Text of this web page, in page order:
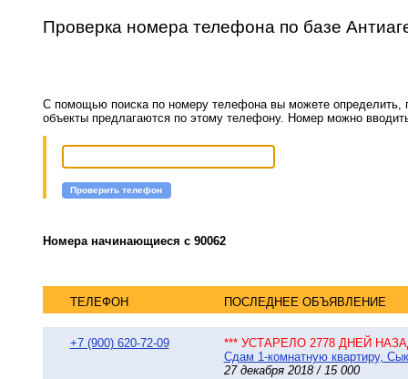
Проверка номера телефона по базе
С помощью поиска по номеру телефона вы можете определить,
объекты предлагаются по этому телефону. Номер можно
Проверить телефон
Номера начинающиеся с 90062
ТЕЛЕФОН ПОСЛЕДНЕЕ ОБЪЯВЛЕНИЕ
+7 (900) 620-72-09
*** УСТАРЕЛО 2778 ДНЕЙ
Сдам 1-комнатную квартиру,
27 декабря 2018 / 15 000